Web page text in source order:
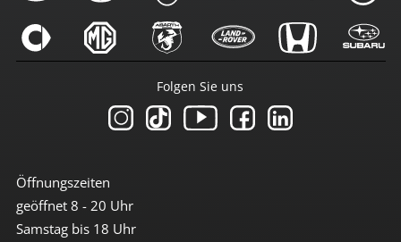
Öffnungszeiten
geöffnet 8 - 20 Uhr
Samstag bis 18 Uhr
Folgen Sie uns